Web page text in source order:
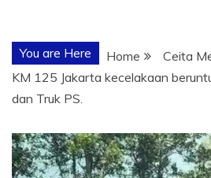
You are Here Home
Ceita
KM 125 Jakarta kecelakaan
dan Truk PS.